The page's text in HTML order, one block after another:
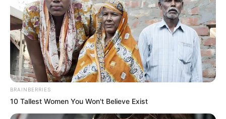
BRAINBERRIES
10 Tallest Women You Won't Believe Exist